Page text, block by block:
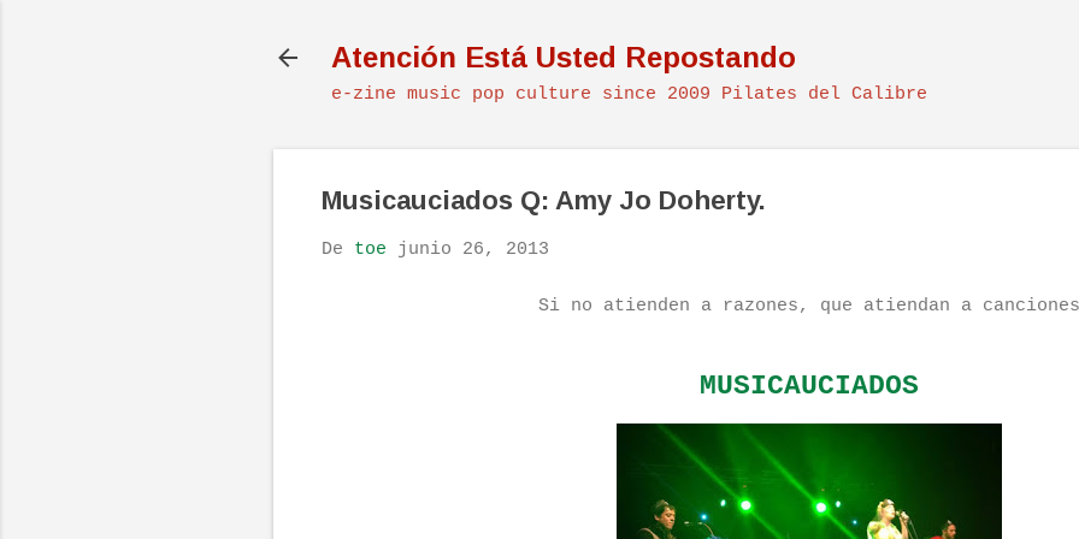
Atención Está Usted Repostando
e-zine music pop culture since 2009 Pilates del Calibre
Musicauciados Q: Amy Jo Doherty.
De toe junio 26, 2013
Si no atienden a razones, que atiendan a canciones
MUSICAUCIADOS